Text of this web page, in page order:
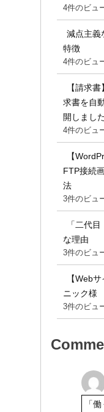
4件のビュ
減点主義
特徴
4件のビュ
【請求
求書を自
開しまし
4件のビュ
【
FTP接続
法
3件のビュ
「二代
な理由
3件のビュ
【Web
ニック様
3件のビュ
「